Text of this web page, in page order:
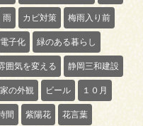
雨 カビ対策 梅雨入り前
電子化 緑のある暮らし
囲気を変える 静岡三和建設
家の外観 ビール １０月
間 紫陽花 花言葉